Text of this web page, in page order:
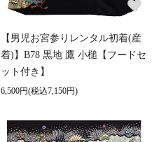
【男児お宮参りレンタル初着(産
着)】B78 黒地 鷹 小槌【フードセ
ット付き】
6,500円(税込7,150円)